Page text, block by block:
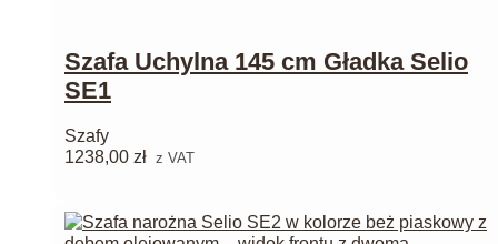
Szafa Uchylna 145 cm Gładka Selio
SE1
Szafy
1238,00 zł z VAT